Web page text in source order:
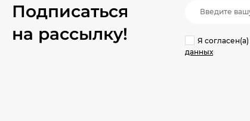
Подписаться
на рассылкy!
Я согласен(a)
данных